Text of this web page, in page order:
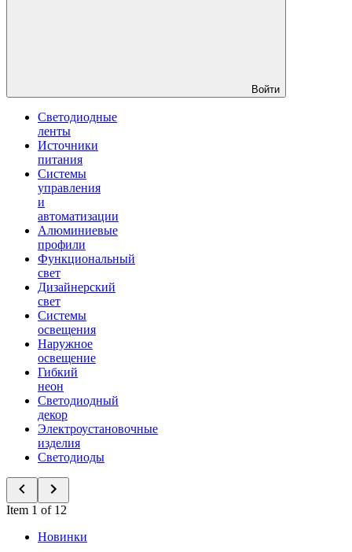
Войти
Светодиодные
ленты
Источники
питания
Системы
управления
и
автоматизации
Алюминиевые
профили
Функциональный
свет
Дизайнерский
свет
Системы
освещения
Наружное
освещение
Гибкий
неон
Светодиодный
декор
Электроустановочные
изделия
Светодиоды
Item 1 of 12
Новинки